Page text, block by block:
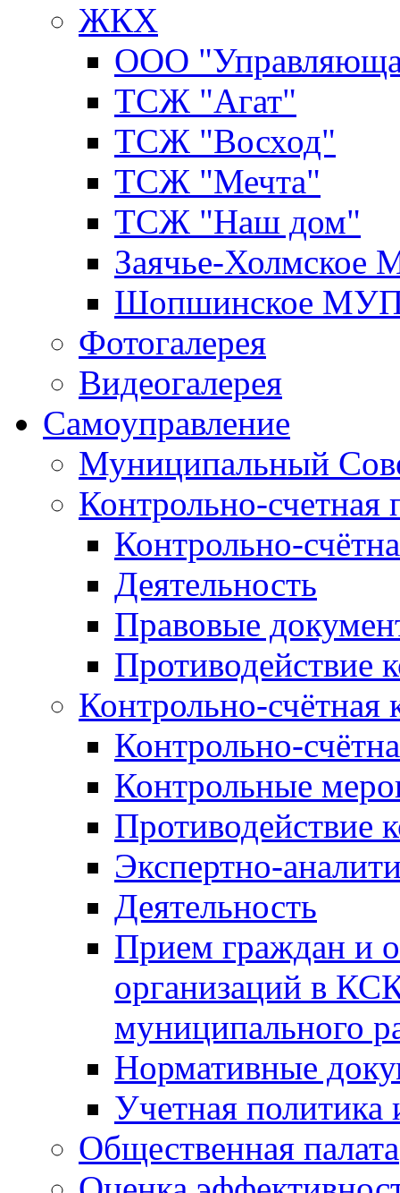
ЖКХ
ООО
ТСЖ "Агат"
ТСЖ "Восход"
ТСЖ "Мечта"
ТСЖ "Наш дом"
Заячье-
Шопшинское
Фотогалерея
Видеогалерея
Самоуправление
Муниципальный
Контрольно-счетная
Контрольно-
Деятельность
Правовые
Противодействие
Контрольно-счётная
Контрольно-
Контрольные
Противодействие
Экспертно-
Деятельность
Прием граждан и
организаций в
муниципального
Нормативные
Учетная политика
Общественная палата